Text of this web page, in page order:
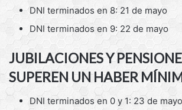
DNI terminados en 8: 21 de mayo
DNI terminados en 9: 22 de mayo
JUBILACIONES Y
SUPEREN UN HABER
DNI terminados en 0 y 1: 23 de mayo